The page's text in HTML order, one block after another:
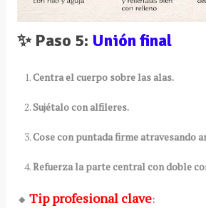
✨ Paso 5: Unión final
Centra el cuerpo sobre las alas.
Sujétalo con alfileres.
Cose con puntada firme atravesando
Refuerza la parte central con doble
🔸 Tip profesional clave: